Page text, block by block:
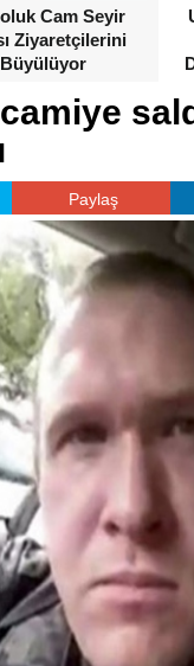
Cam Seyir
Ziyaretçilerini
Büyülüyor
Paylaş